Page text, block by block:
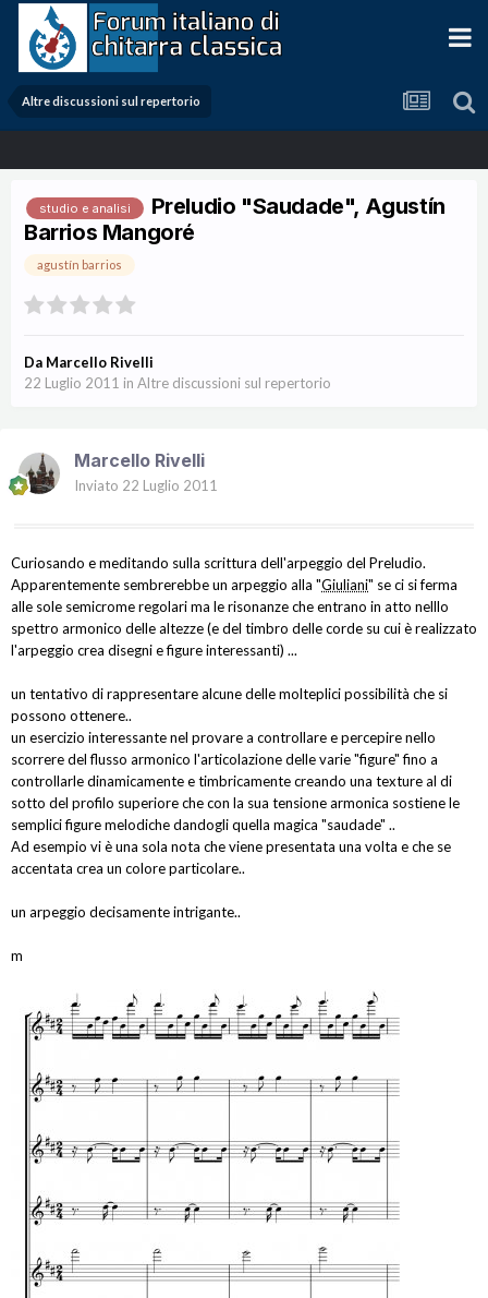
Altre discussioni sul repertorio
studio e analisi
Preludio "Saudade", Agustín
Barrios Mangoré
agustín barrios
Da Marcello Rivelli
22 Luglio 2011 in Altre discussioni sul repertorio
Marcello Rivelli
Inviato 22 Luglio 2011
Curiosando e meditando sulla scrittura dell'arpeggio del Preludio.
Apparentemente sembrerebbe un arpeggio alla "Giuliani" se ci si ferma
alle sole semicrome regolari ma le risonanze che entrano in atto nelllo
spettro armonico delle altezze (e del timbro delle corde su cui è realizzato
l'arpeggio crea disegni e figure interessanti) ...
un tentativo di rappresentare alcune delle molteplici possibilità che si
possono ottenere..
un esercizio interessante nel provare a controllare e percepire nello
scorrere del flusso armonico l'articolazione delle varie "figure" fino a
controllarle dinamicamente e timbricamente creando una texture al di
sotto del profilo superiore che con la sua tensione armonica sostiene le
semplici figure melodiche dandogli quella magica "saudade" ..
Ad esempio vi è una sola nota che viene presentata una volta e che se
accentata crea un colore particolare..
un arpeggio decisamente intrigante..
m